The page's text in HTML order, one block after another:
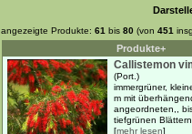
angezeigte Produkte: 61 bis 80 (von 451
Produkte+
Callistemon
(Port.)
immergrüner,
m mit
angeordneten,,
tiefgrünen
[mehr lesen]